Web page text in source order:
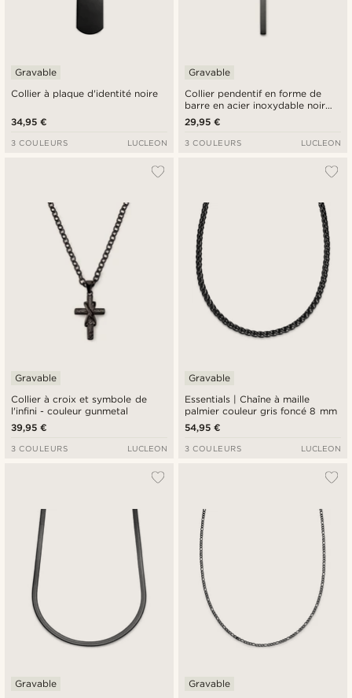
Collier à plaque d'identité noire
Gravable
34,95 €
3 COULEURS LUCLEON
Collier pendentif en forme de
barre en acier inoxydable noir
mat
Gravable
29,95 €
3 COULEURS LUCLEON
Collier à croix et symbole de
l'infini - couleur gunmetal
Gravable
39,95 €
3 COULEURS LUCLEON
Essentials | Chaîne à maille
palmier couleur gris foncé 8 mm
Gravable
54,95 €
3 COULEURS LUCLEON
Gravable Gravable